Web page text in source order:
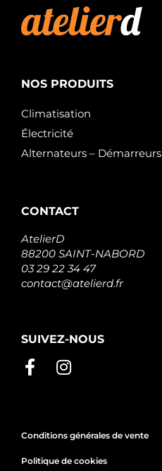
NOS PRODUITS
Climatisation
Électricité
Alternateurs – Démarreurs
CONTACT
AtelierD
88200 SAINT-NABORD
03 29 22 34 47
contact@atelierd.fr
SUIVEZ-NOUS
Conditions générales de vente
Politique de cookies